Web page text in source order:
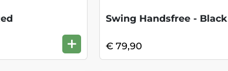
+
Swing Handsfree - Black
€ 79,90